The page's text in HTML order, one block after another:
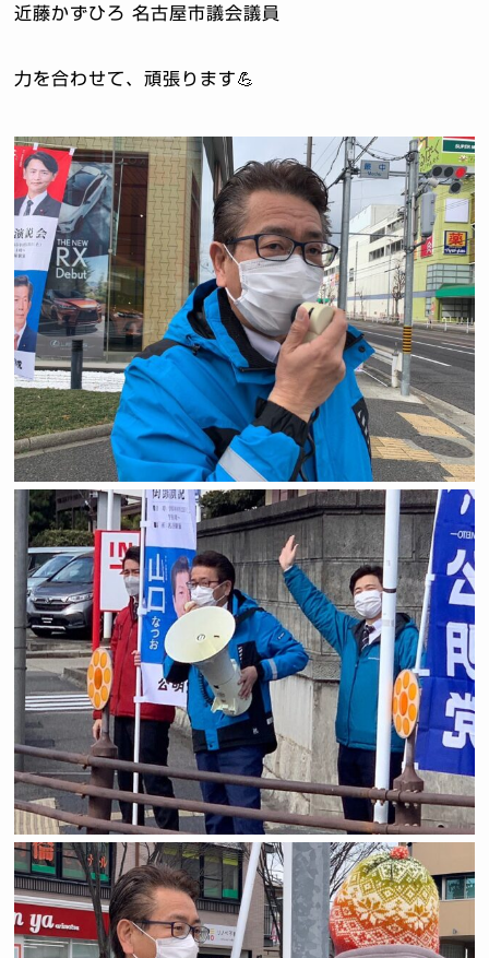
近藤かずひろ 名古屋市議会議員
力を合わせて、頑張ります💪